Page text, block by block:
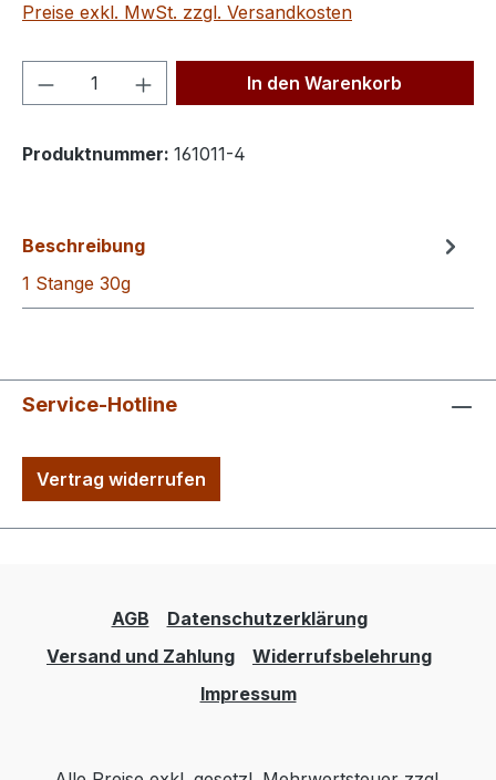
Preise exkl. MwSt. zzgl. Versandkosten
Produkt Anzahl: Gib denIn den Warenkorb
Produktnummer: 161011-4
Beschreibung
1 Stange 30g
Service-Hotline
Vertrag widerrufen
AGB
Datenschutzerklärung
Versand und Zahlung
Widerrufsbelehrung
Impressum